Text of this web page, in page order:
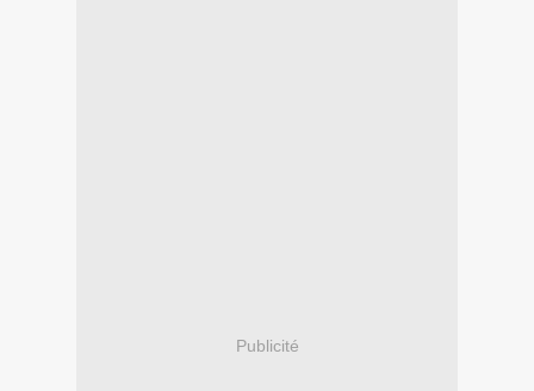
Publicité